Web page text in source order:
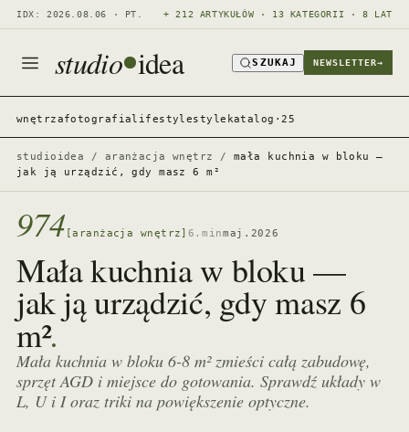
IDX: 2026.08.06 · PT. + 212 ARTYKUŁÓW · 13 KATEGORII · 8 LAT
studio idea SZUKAJ NEWSLETTER→
wnętrzafotografialifestylestyle katalog·25
studioidea / aranżacja wnętrz /mała kuchnia w bloku —
jak ją urządzić, gdy masz 6 m²
974 [aranżacja wnętrz] 6.minmaj.2026
Mała kuchnia w bloku —
jak ją urządzić, gdy masz 6
m².
Mała kuchnia w bloku 6-8 m² zmieści całą zabudowę,
sprzęt AGD i miejsce do gotowania. Sprawdź układy w
L, U i I oraz triki na powiększenie optyczne.